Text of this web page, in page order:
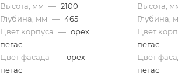
Высота, мм — 2100
Глубина, мм — 465
Цвет корпуса — орех
пегас
Цвет фасада — орех
пегас
Высота,
Глубина,
Цвет
пегас
Цвет
пегас